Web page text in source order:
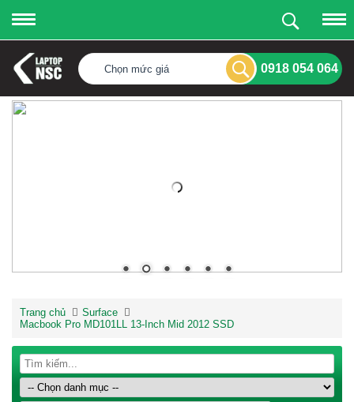
Chọn mức giá 0918 054 064
Trang chủ
Surface
Macbook Pro MD101LL 13-Inch Mid 2012 SSD